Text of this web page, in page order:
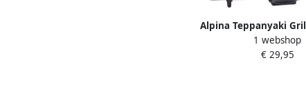
Alpina Teppanyaki
28 CM 230V1 webshop
€ 29,95